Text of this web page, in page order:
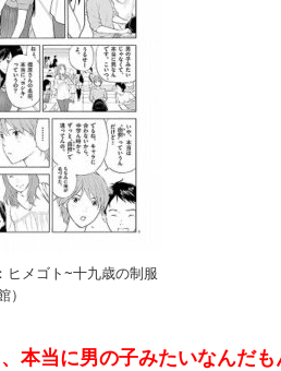
ヒメゴト~十九歳の制服
本当に男の子みたいなんだも